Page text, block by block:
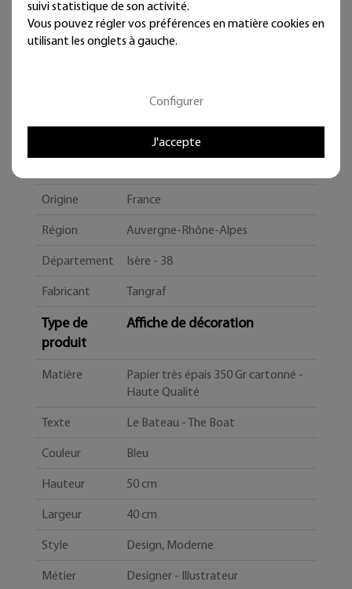
Caractéristiques
Origine France
Région Auvergne-Rhône-Alpes
Département Isère - 38
Fabricant Tangraf
Type de
produit
Affiche de décoration
Matière
Papier très épais 350 Gr cartonné -
Haute Qualité
Texte Le Bateau - The Boat
Couleur Bleu
Hauteur 50 cm
Largeur 40 cm
Style Design, Moderne
Métier Designer - Illustrateur
suivi statistique de son activité.
Vous pouvez régler vos préférences en matière cookies en
utilisant les onglets à gauche.
Configurer
J'accepte